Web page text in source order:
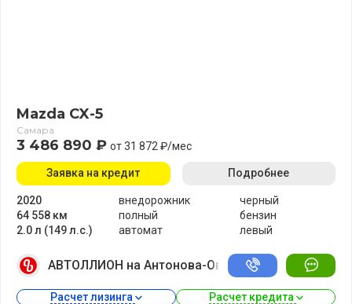
Mazda CX-5
Самара
3 486 890 ₽ от 31 872 ₽/мес
2020
64 558 км
2.0 л (149 л.с.)
внедорожник
полный
автомат
черный
бензин
левый
Заявка на кредит Подробнее
АВТОЛЛИОН на Антонова-Овсеенко
Расчет лизинга Расчет кредита